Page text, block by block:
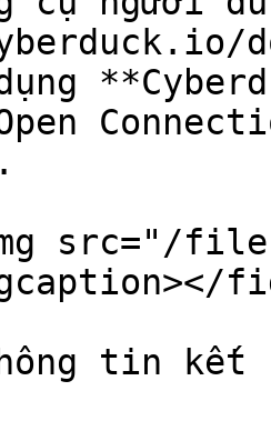
src="/
tin kết